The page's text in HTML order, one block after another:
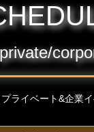
ライベート&企業イ